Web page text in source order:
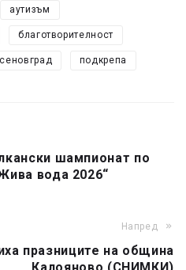
аутизъм
благотворителност
подкрепа
шампионат по
вода 2026“
Напред
празниците на община